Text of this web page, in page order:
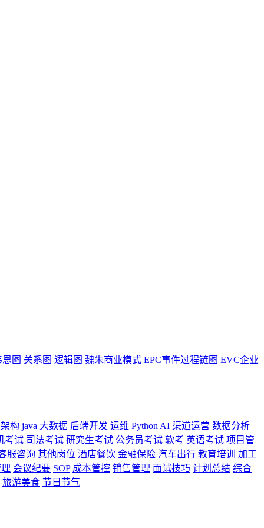
恩图 关系图 逻辑图 魏朱商业模式 EPC事件过程链图 EVC企业
架构 java 大数据 后端开发 运维 Python AI 渠道运营 数据分析
考试 司法考试 研究生考试 公务员考试 软考 英语考试 项目管
服咨询 其他岗位 酒店餐饮 金融保险 汽车出行 教育培训
加工
会议纪要 SOP 成本管控 销售管理 面试技巧 计划总结 综合
旅游美食 节日节气